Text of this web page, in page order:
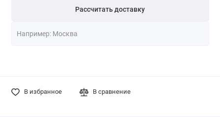
Рассчитать доставку
В избранное В сравнение